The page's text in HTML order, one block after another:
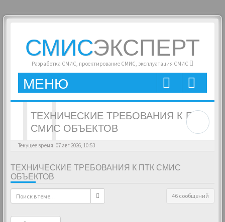
СМИСЭКСПЕРТ
Разработка СМИС, проектирование СМИС, эксплуатация СМИС
МЕНЮ
ТЕХНИЧЕСКИЕ ТРЕБОВАНИЯ К ПТК
СМИС ОБЪЕКТОВ
Текущее время: 07 авг 2026, 10:53
ТЕХНИЧЕСКИЕ ТРЕБОВАНИЯ К ПТК СМИС
ОБЪЕКТОВ
46 сообщений